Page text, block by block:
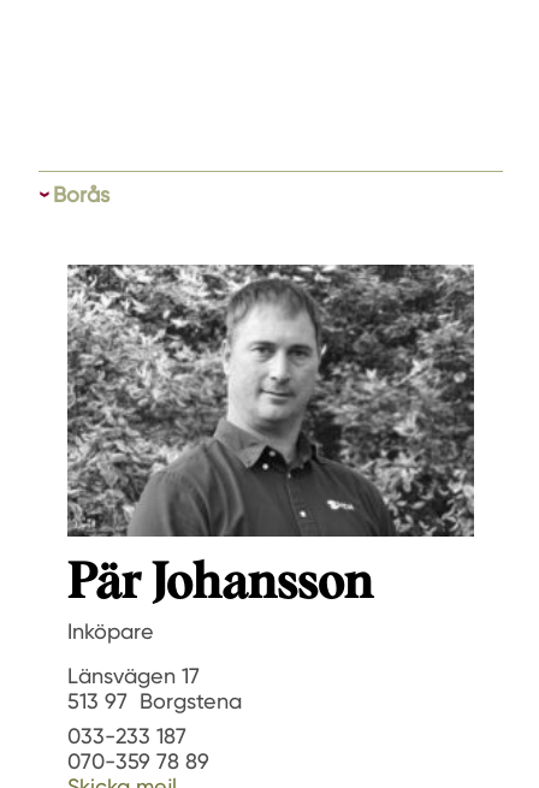
Borås
Pär Johansson
Inköpare
Länsvägen 17
513 97 Borgstena
033-233 187
070-359 78 89